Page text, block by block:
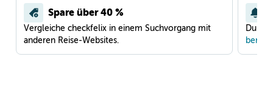
Spare über 40 %
Vergleiche checkfelix in einem Suchvorgang mit
anderen Reise-Websites.
Du